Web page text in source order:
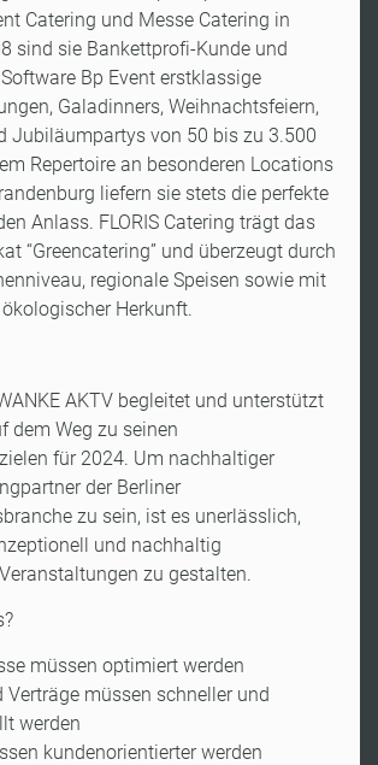
Catering und Messe Catering in
sind sie Bankettprofi-Kunde und
Bp Event erstklassige
Galadinners, Weihnachtsfeiern,
Jubiläumpartys von 50 bis zu 3.500
Repertoire an besonderen Locations
liefern sie stets die perfekte
Anlass. FLORIS Catering trägt das
“Greencatering” und überzeugt durch
regionale Speisen sowie mit
Herkunft.
AKTV begleitet und unterstützt
dem Weg zu seinen
für 2024. Um nachhaltiger
der Berliner
zu sein, ist es unerlässlich,
und nachhaltig
zu gestalten.
müssen optimiert werden
Verträge müssen schneller und
werden
kundenorientierter werden